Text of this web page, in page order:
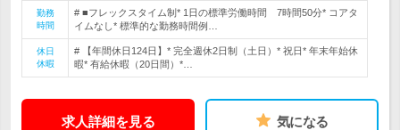
勤務
時間
# ■フレックスタイム制* 1日の標準労働時間 7時間50分* コアタ
イムなし* 標準的な勤務時間例…
休日
休暇
# 【年間休日124日】* 完全週休2日制（土日）* 祝日* 年末年始休
暇* 有給休暇（20日間）*…
求人詳細を見る 気になる